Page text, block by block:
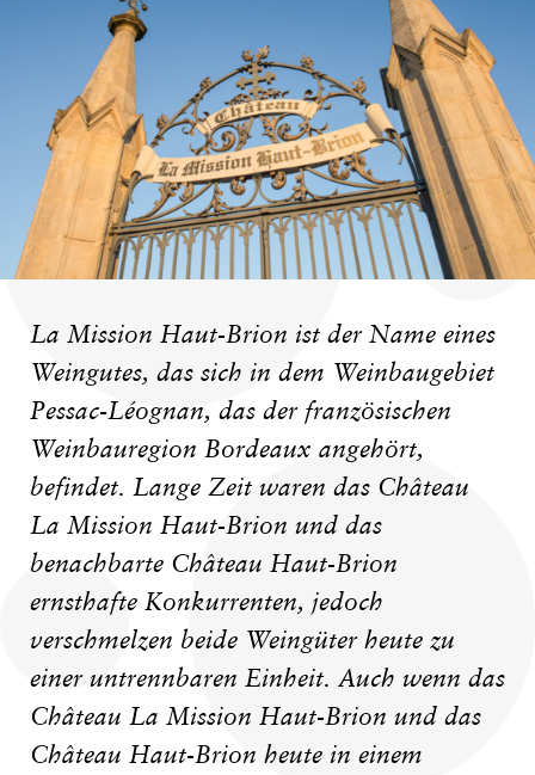
La Mission Haut-Brion ist der Name eines
Weingutes, das sich in dem Weinbaugebiet
Pessac-Léognan, das der französischen
Weinbauregion Bordeaux angehört,
befindet. Lange Zeit waren das Château
La Mission Haut-Brion und das
benachbarte Château Haut-Brion
ernsthafte Konkurrenten, jedoch
verschmelzen beide Weingüter heute zu
einer untrennbaren Einheit. Auch wenn das
Château La Mission Haut-Brion und das
Château Haut-Brion heute in einem